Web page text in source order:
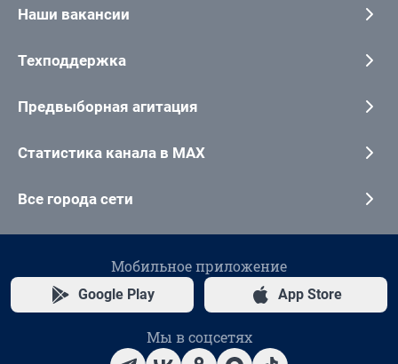
Наши вакансии
Техподдержка
Предвыборная агитация
Статистика канала в MAX
Все города сети
Мобильное приложение
Google Play App Store
Мы в соцсетях